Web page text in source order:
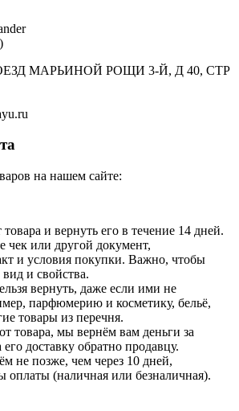
МАРЬИНОЙ РОЩИ 3-Й, Д 40, СТР
на нашем сайте:
и вернуть его в течение 14 дней.
чек или другой документ,
и условия покупки. Важно, чтобы
и свойства.
вернуть, даже если ими не
парфюмерию и косметику, бельё,
товары из перечня.
товара, мы вернём вам деньги за
доставку обратно продавцу.
не позже, чем через 10 дней,
оплаты (наличная или безналичная).